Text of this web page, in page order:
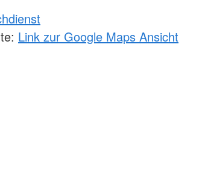
Link zur Google Maps Ansicht